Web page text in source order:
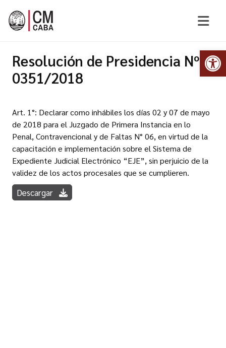
Resolución de Presidencia Nº
0351/2018
Art. 1°: Declarar como inhábiles los días 02 y 07 de mayo
de 2018 para el Juzgado de Primera Instancia en lo
Penal, Contravencional y de Faltas N° 06, en virtud de la
capacitación e implementación sobre el Sistema de
Expediente Judicial Electrónico “EJE”, sin perjuicio de la
validez de los actos procesales que se cumplieren.
Descargar